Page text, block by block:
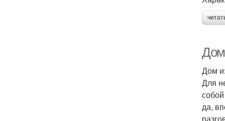
Дом
Дом
Для
да,